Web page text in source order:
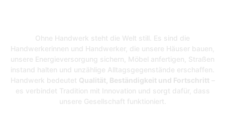
Ohne Handwerk steht die Welt still. Es sind die
Handwerkerinnen und Handwerker, die unsere Häuser bauen,
unsere Energieversorgung sichern, Möbel anfertigen, Straßen
instand halten und unzählige Alltagsgegenstände erschaffen.
Handwerk bedeutet Qualität, Beständigkeit und Fortschritt–
es verbindet Tradition mit Innovation und sorgt dafür, dass
unsere Gesellschaft funktioniert.